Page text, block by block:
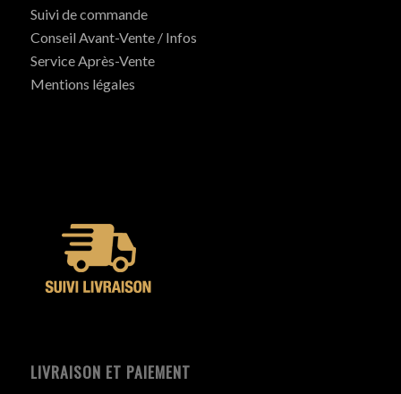
Suivi de commande
Conseil Avant-Vente / Infos
Service Après-Vente
Mentions légales
LIVRAISON ET PAIEMENT